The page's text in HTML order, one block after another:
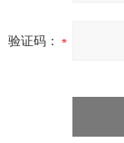
验证码：